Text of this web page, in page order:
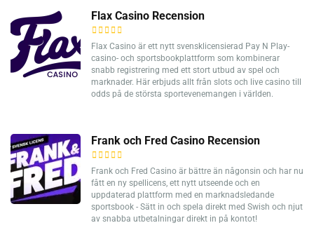
Flax Casino Recension
Flax Casino är ett nytt svensklicensierad Pay N Play-
casino- och sportsbookplattform som kombinerar
snabb registrering med ett stort utbud av spel och
marknader. Här erbjuds allt från slots och live casino till
odds på de största sportevenemangen i världen.
Frank och Fred Casino Recension
Frank och Fred Casino är bättre än någonsin och har nu
fått en ny spellicens, ett nytt utseende och en
uppdaterad plattform med en marknadsledande
sportsbook - Sätt in och spela direkt med Swish och njut
av snabba utbetalningar direkt in på kontot!